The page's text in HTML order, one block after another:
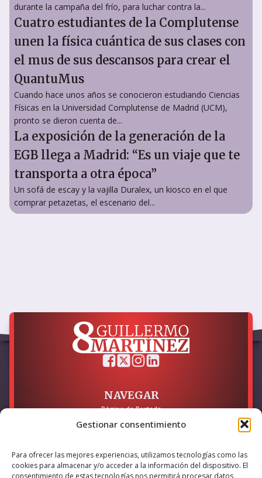
Gestionar consentimiento
Para ofrecer las mejores experiencias, utilizamos tecnologías como las
cookies para almacenar y/o acceder a la información del dispositivo. El
consentimiento de estas tecnologías nos permitirá procesar datos
durante la campaña del frío, para luchar contra la...
Cuatro estudiantes de la Complutense
unen la física cuántica de sus clases con
el mus de sus descansos para crear el
QuantuMus
Cuando hace unos años se conocieron estudiando Ciencias
Físicas en la Universidad Complutense de Madrid (UCM),
pronto se dieron cuenta de...
La exposición de la generación de la
EGB llega a Madrid: “Es un viaje que te
transporta a otra época”
Un sofá de escay y la vajilla Duralex, un kiosco en el que
comprar petazetas, el escenario del...
NAVEGAR
Página de Portada
LEGAL
Política de Privacidad
Política de Cookies